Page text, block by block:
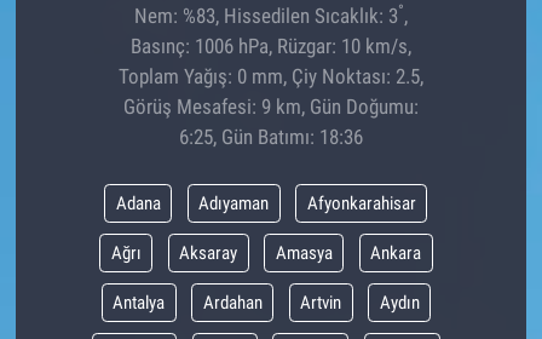
Nem: %83, Hissedilen Sıcaklık: 3°,
Basınç: 1006 hPa, Rüzgar: 10 km/s,
Toplam Yağış: 0 mm, Çiy Noktası: 2.5,
Görüş Mesafesi: 9 km, Gün Doğumu:
6:25, Gün Batımı: 18:36
Adana Adıyaman Afyonkarahisar
Ağrı Aksaray Amasya Ankara
Antalya Ardahan Artvin Aydın